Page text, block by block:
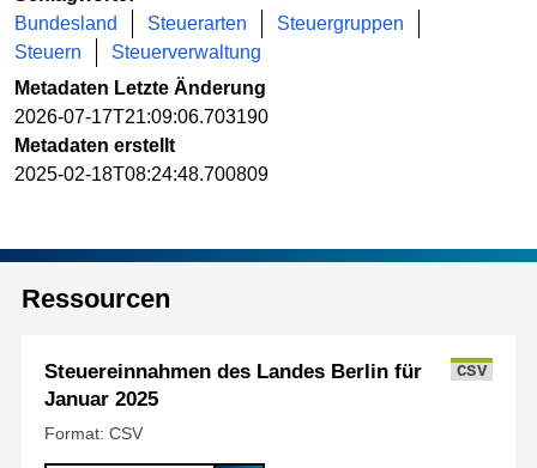
Bundesland
Steuerarten
Steuergruppen
Steuern
Steuerverwaltung
Metadaten Letzte Änderung
2026-07-17T21:09:06.703190
Metadaten erstellt
2025-02-18T08:24:48.700809
Ressourcen
Steuereinnahmen des Landes Berlin für
Januar 2025
CSV
Format: CSV